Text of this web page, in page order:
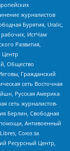
журналистов
Бурятия, Uralic,
ИстЧам
Развития,
Центр
Общество
Гражданский
сеть Восточная
Русская Америка
сеть журналистов-
Берлин, Свободная
Антивоенный
Союз за
Ресурсный Центр,